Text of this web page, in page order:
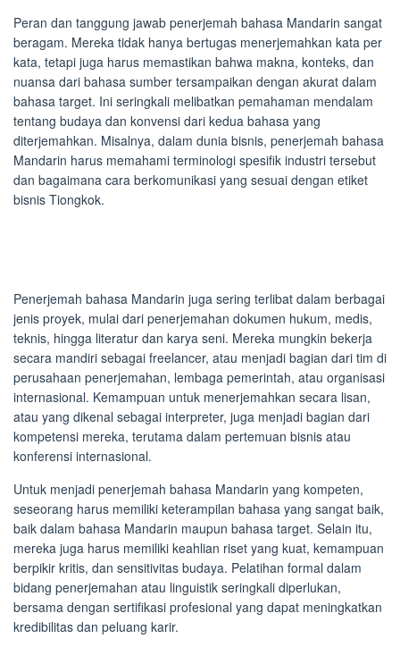
Peran dan tanggung jawab penerjemah bahasa Mandarin sangat
beragam. Mereka tidak hanya bertugas menerjemahkan kata per
kata, tetapi juga harus memastikan bahwa makna, konteks, dan
nuansa dari bahasa sumber tersampaikan dengan akurat dalam
bahasa target. Ini seringkali melibatkan pemahaman mendalam
tentang budaya dan konvensi dari kedua bahasa yang
diterjemahkan. Misalnya, dalam dunia bisnis, penerjemah bahasa
Mandarin harus memahami terminologi spesifik industri tersebut
dan bagaimana cara berkomunikasi yang sesuai dengan etiket
bisnis Tiongkok.
Penerjemah bahasa Mandarin juga sering terlibat dalam berbagai
jenis proyek, mulai dari penerjemahan dokumen hukum, medis,
teknis, hingga literatur dan karya seni. Mereka mungkin bekerja
secara mandiri sebagai freelancer, atau menjadi bagian dari tim di
perusahaan penerjemahan, lembaga pemerintah, atau organisasi
internasional. Kemampuan untuk menerjemahkan secara lisan,
atau yang dikenal sebagai interpreter, juga menjadi bagian dari
kompetensi mereka, terutama dalam pertemuan bisnis atau
konferensi internasional.
Untuk menjadi penerjemah bahasa Mandarin yang kompeten,
seseorang harus memiliki keterampilan bahasa yang sangat baik,
baik dalam bahasa Mandarin maupun bahasa target. Selain itu,
mereka juga harus memiliki keahlian riset yang kuat, kemampuan
berpikir kritis, dan sensitivitas budaya. Pelatihan formal dalam
bidang penerjemahan atau linguistik seringkali diperlukan,
bersama dengan sertifikasi profesional yang dapat meningkatkan
kredibilitas dan peluang karir.